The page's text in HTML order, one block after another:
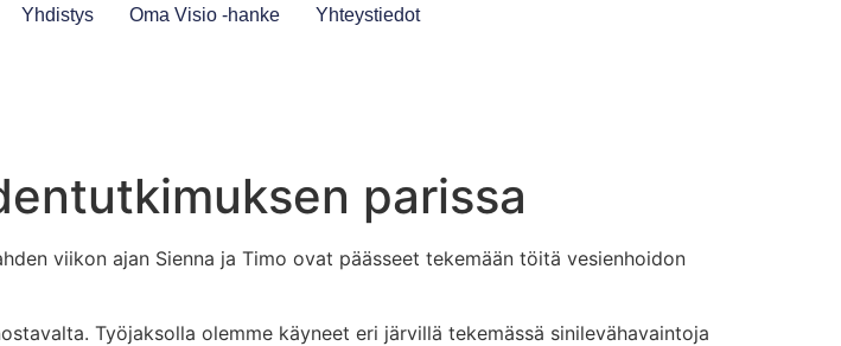
Yhdistys Oma Visio -hanke Yhteystiedot
parissa
viikon ajan Sienna ja Timo ovat päässeet tekemään töitä vesienhoidon
Työjaksolla olemme käyneet eri järvillä tekemässä sinilevähavaintoja